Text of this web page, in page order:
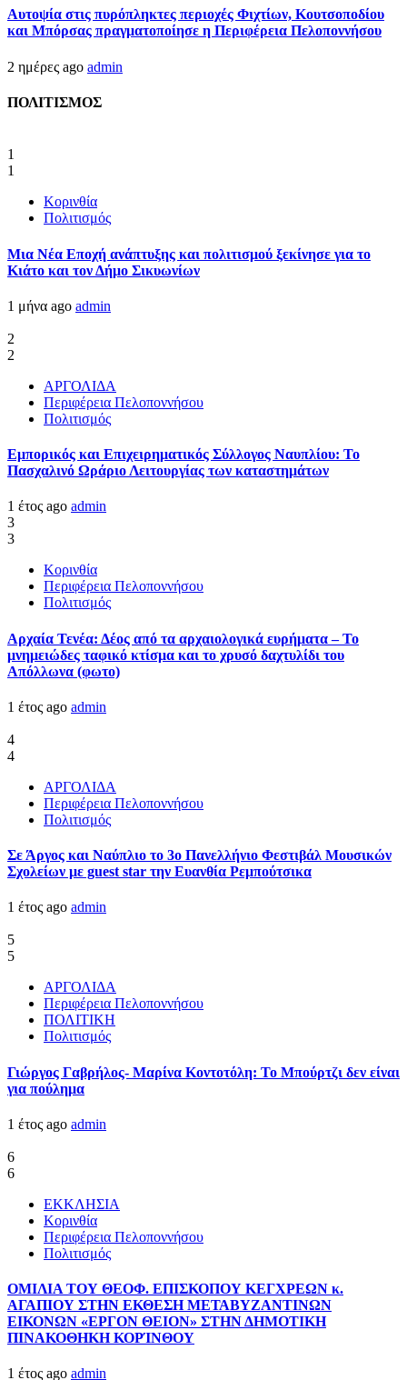
Αυτοψία στις πυρόπληκτες περιοχές Φιχτίων, Κουτσοποδίου
και Μπόρσας πραγματοποίησε η Περιφέρεια Πελοποννήσου
2 ημέρες ago admin
ΠΟΛΙΤΙΣΜΟΣ
1
1
Κορινθία
Πολιτισμός
Μια Νέα Εποχή ανάπτυξης και πολιτισμού ξεκίνησε για το
Κιάτο και τον Δήμο Σικυωνίων
1 μήνα ago admin
2
2
ΑΡΓΟΛΙΔΑ
Περιφέρεια Πελοποννήσου
Πολιτισμός
Εμπορικός και Επιχειρηματικός Σύλλογος Ναυπλίου: Το
Πασχαλινό Ωράριο Λειτουργίας των καταστημάτων
1 έτος ago admin
3
3
Κορινθία
Περιφέρεια Πελοποννήσου
Πολιτισμός
Αρχαία Τενέα: Δέος από τα αρχαιολογικά ευρήματα – Το
μνημειώδες ταφικό κτίσμα και το χρυσό δαχτυλίδι του
Απόλλωνα (φωτο)
1 έτος ago admin
4
4
ΑΡΓΟΛΙΔΑ
Περιφέρεια Πελοποννήσου
Πολιτισμός
Σε Άργος και Ναύπλιο το 3ο Πανελλήνιο Φεστιβάλ Μουσικών
Σχολείων με guest star την Ευανθία Ρεμπούτσικα
1 έτος ago admin
5
5
ΑΡΓΟΛΙΔΑ
Περιφέρεια Πελοποννήσου
ΠΟΛΙΤΙΚΗ
Πολιτισμός
Γιώργος Γαβρήλος- Μαρίνα Κοντοτόλη: Το Μπούρτζι δεν είναι
για πούλημα
1 έτος ago admin
6
6
ΕΚΚΛΗΣΙΑ
Κορινθία
Περιφέρεια Πελοποννήσου
Πολιτισμός
ΟΜΙΛΙΑ ΤΟΥ ΘΕΟΦ. ΕΠΙΣΚΟΠΟΥ ΚΕΓΧΡΕΩΝ κ.
ΑΓΑΠΙΟΥ ΣΤΗΝ ΕΚΘΕΣΗ ΜΕΤΑΒΥΖΑΝΤΙΝΩΝ
ΕΙΚΟΝΩΝ «ΕΡΓΟΝ ΘΕΙΟΝ» ΣΤΗΝ ΔΗΜΟΤΙΚΗ
ΠΙΝΑΚΟΘΗΚΗ ΚΟΡΊΝΘΟΥ
1 έτος ago admin